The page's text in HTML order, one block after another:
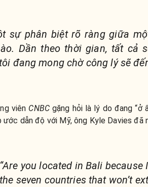
sự phân biệt rõ ràng giữa
Dần theo thời gian, tất cả
đang mong chờ công lý sẽ
viên CNBCgặng hỏi là lý do đang “ở
ước dẫn độ với Mỹ, ông Kyle Davies đã
“Are you located in Bali
the seven countries that won’t